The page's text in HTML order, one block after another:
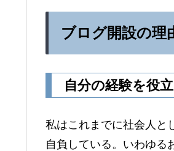
ブログ開設の理
自分の経験を役
私はこれまでに社会人と
自負している。いわゆる